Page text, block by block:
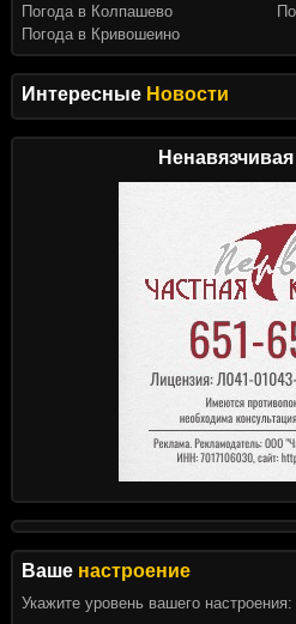
Интересные Новости
Ненавязчивая
Ваше настроение
Укажите уровень вашего настроения:
Погода в Колпашево
Погода в Кривошеино